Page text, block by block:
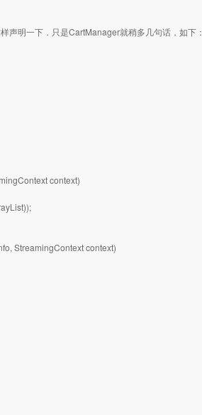
声明一下．只是CartManager就稍多几句话，如下：
context)
StreamingContext context)